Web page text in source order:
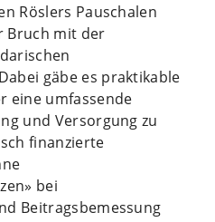
Röslers Pauschalen
Bruch mit der
gäbe es praktikable
eine umfassende
und Versorgung zu
finanzierte
bei
Beitragsbemessung